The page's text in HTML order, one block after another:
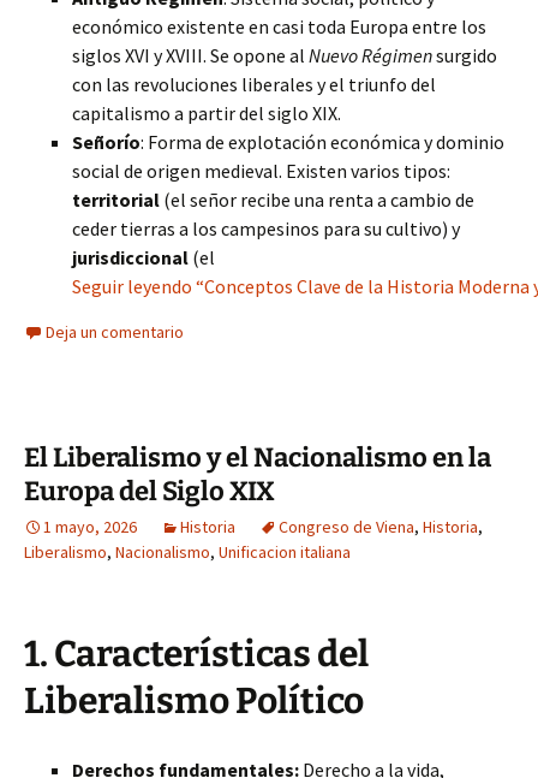
económico existente en casi toda Europa entre los
siglos XVI y XVIII. Se opone al Nuevo Régimensurgido
con las revoluciones liberales y el triunfo del
capitalismo a partir del siglo XIX.
Señorío: Forma de explotación económica y dominio
social de origen medieval. Existen varios tipos:
territorial (el señor recibe una renta a cambio de
ceder tierras a los campesinos para su cultivo) y
jurisdiccional (el
Seguir leyendo “Conceptos Clave de la Historia
Deja un comentario
El Liberalismo y el Nacionalismo en la
Europa del Siglo XIX
1 mayo, 2026 Historia Congreso de Viena, Historia,
Liberalismo, Nacionalismo, Unificacion italiana
1. Características del
Liberalismo Político
Derechos fundamentales: Derecho a la vida,